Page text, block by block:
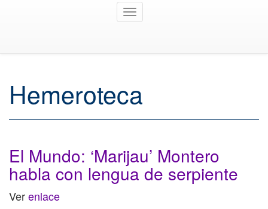
Toggle
Hemeroteca
El Mundo: ‘Marijau’ Montero
habla con lengua de serpiente
Verenlace